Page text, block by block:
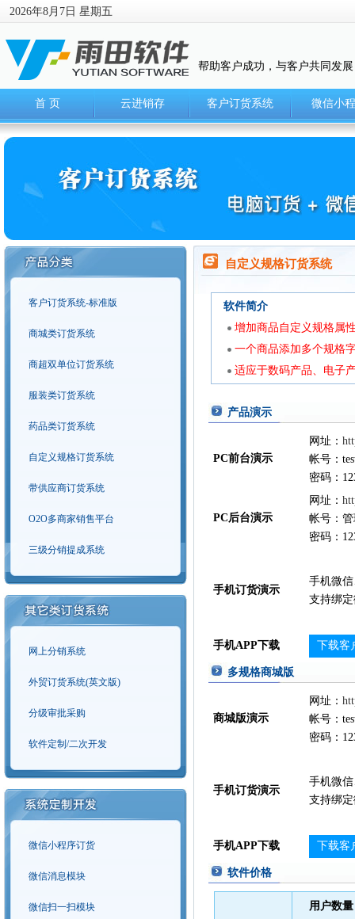
2026年8月7日 星期五
帮助客户成功，与客户共同发
首 页 云进销存 客户订货系统 微信小
客户订货系统-标准版
商城类订货系统
商超双单位订货系统
服装类订货系统
药品类订货系统
自定义规格订货系统
带供应商订货系统
O2O多商家销售平台
三级分销提成系统
网上分销系统
外贸订货系统(英文版)
分级审批采购
软件定制/二次开发
微信小程序订货
微信消息模块
微信扫一扫模块
自定义规格订货系统
软件简介
增加商品自定义规格属
一个商品添加多个规格
适应于数码产品、电子
产品演示
PC前台演示
网址：
帐号：
密码：
PC后台演示
网址：
帐号：
密码：
手机订货演示
手机微
支持绑
手机APP下载 下载客
多规格商城版
商城版演示
网址：
帐号：
密码：
手机订货演示
手机微
支持绑
手机APP下载 下载客
软件价格
用户数量